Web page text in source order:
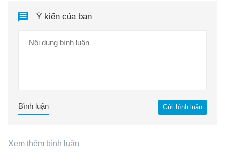
Ý kiến của bạn
Gửi bình luận
Bình luận
Xem thêm bình luận